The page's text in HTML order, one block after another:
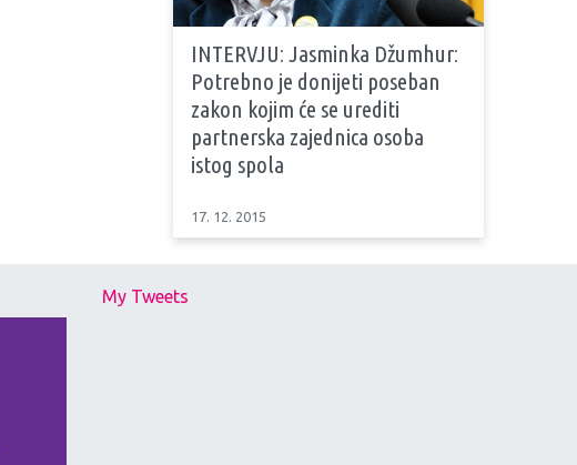
INTERVJU: Jasminka Džumhur:
Potrebno je donijeti poseban
zakon kojim će se urediti
partnerska zajednica osoba
istog spola
17. 12. 2015
My Tweets